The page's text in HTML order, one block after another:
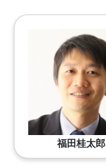
福田桂太郎